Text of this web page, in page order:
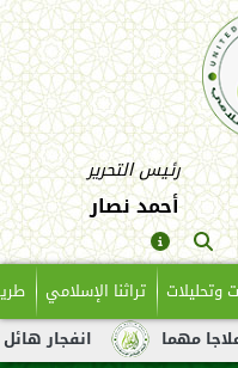
رئيس التحرير
أحمد نصار
وتحليلات تراثنا الإسلامي
انفجار هائل لناقلة